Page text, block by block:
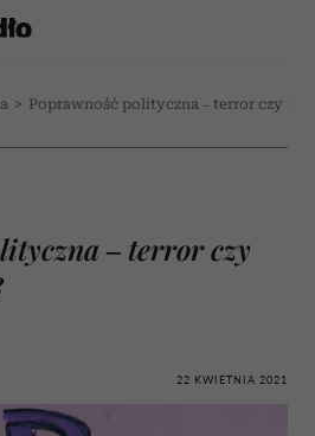
> Poprawność polityczna – terror czy lek
– terror czy
22 KWIETNIA 2021